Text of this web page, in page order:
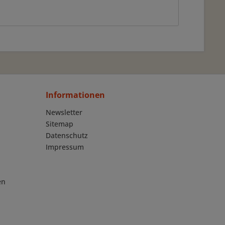
Informationen
Newsletter
Sitemap
Datenschutz
Impressum